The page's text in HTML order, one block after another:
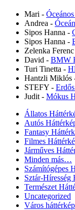
Mari -
Andrea -
Sipos Hanna -
Sipos Hanna -
Zelenka Ferenc
David - BMW
Turi Tinetta -
Hantzli Miklós
STEFY -
Judit - Mókus
Állatos
Autós
Fantasy
Filmes
Járműves
Minden más…
Számítógépes
Sztár-Híresség
Természet
Uncategorized
Város